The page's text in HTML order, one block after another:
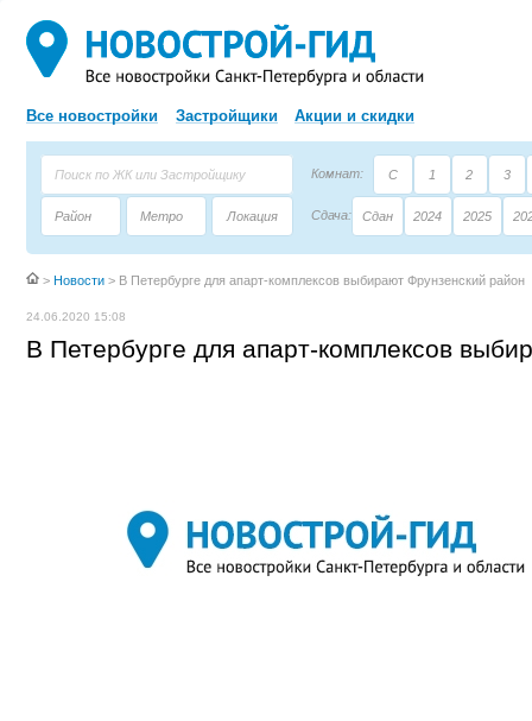
Все новостройки Застройщики Акции и скидки
Комнат: С 1 2 3
Район Метро Локация Сдача: Сдан 2024 2025
> Новости > В Петербурге для апарт-комплексов выбирают Фрунзенский район
24.06.2020 15:08
В Петербурге для апарт-комплексов